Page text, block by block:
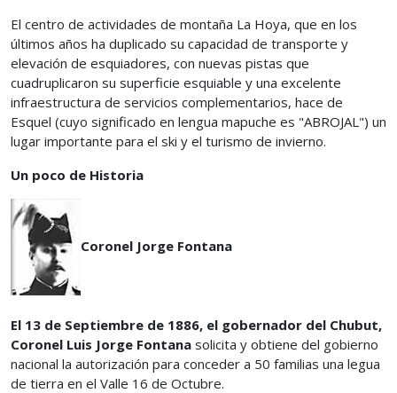
El centro de actividades de montaña La Hoya, que en los
últimos años ha duplicado su capacidad de transporte y
elevación de esquiadores, con nuevas pistas que
cuadruplicaron su superficie esquiable y una excelente
infraestructura de servicios complementarios, hace de
Esquel (cuyo significado en lengua mapuche es "ABROJAL") un
lugar importante para el ski y el turismo de invierno.
Un poco de Historia
Coronel Jorge Fontana
El 13 de Septiembre de 1886, el gobernador del Chubut,
Coronel Luis Jorge Fontana solicita y obtiene del gobierno
nacional la autorización para conceder a 50 familias una legua
de tierra en el Valle 16 de Octubre.